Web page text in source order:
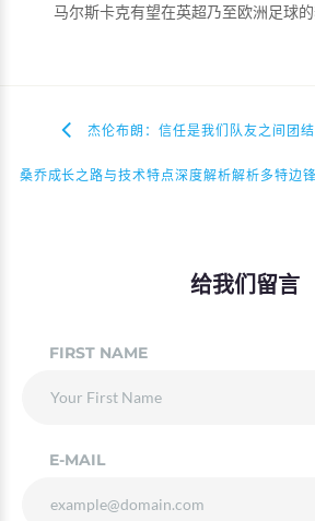
马尔斯卡克有望在英超乃至欧洲足球的
杰伦布朗：信任是我们队友之间团
桑乔成长之路与技术特点深度解析解析多特边
给我们留言
FIRST NAME
E-MAIL